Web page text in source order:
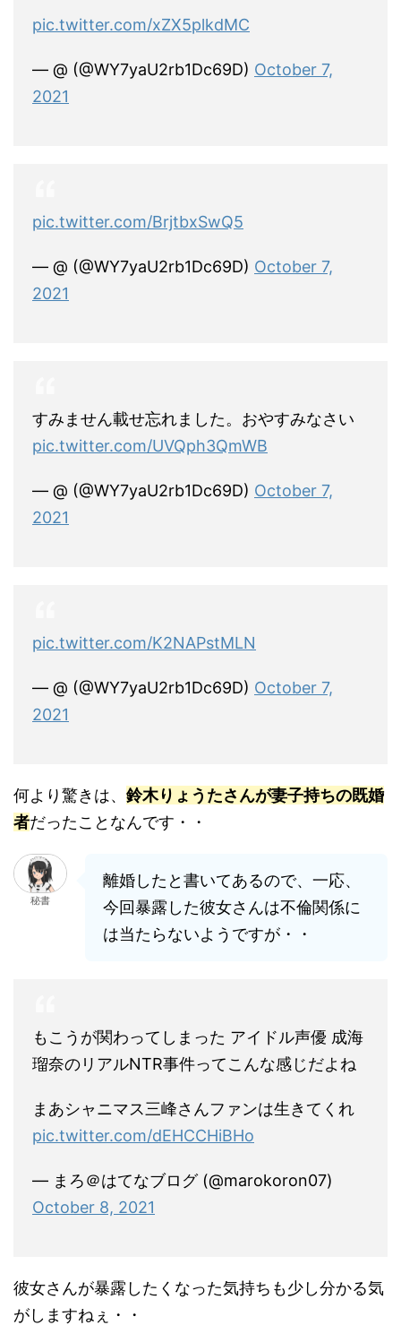
pic.twitter.com/xZX5plkdMC
— @ (@WY7yaU2rb1Dc69D) October 7,
2021
pic.twitter.com/BrjtbxSwQ5
— @ (@WY7yaU2rb1Dc69D) October 7,
2021
すみません載せ忘れました。おやすみなさい
pic.twitter.com/UVQph3QmWB
— @ (@WY7yaU2rb1Dc69D) October 7,
2021
pic.twitter.com/K2NAPstMLN
— @ (@WY7yaU2rb1Dc69D) October 7,
2021
何より驚きは、 鈴木りょうたさんが妻子持ちの既婚
者だったことなんです・・
秘書
離婚したと書いてあるので、一応、
今回暴露した彼女さんは不倫関係に
は当たらないようですが・・
もこうが関わってしまった アイドル声優 成海
瑠奈のリアルNTR事件ってこんな感じだよね
まあシャニマス三峰さんファンは生きてくれ
pic.twitter.com/dEHCCHiBHo
— まろ＠はてなブログ (@marokoron07)
October 8, 2021
彼女さんが暴露したくなった気持ちも少し分かる気
がしますねぇ・・